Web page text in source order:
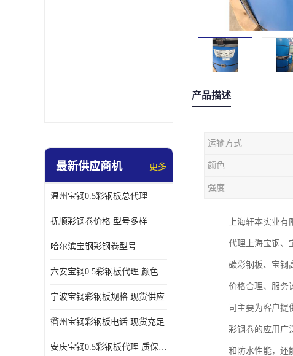
最新供应商机 更多
温州宝钢0.5彩钢板总代理
抚顺彩钢卷价格 型号多样
哈尔滨宝钢彩钢卷型号
六安宝钢0.5彩钢板代理 颜色定制
宁波宝钢彩钢板规格 现货供应
衢州宝钢彩钢板电话 现货充足
安庆宝钢0.5彩钢板代理 质保十年起
产品描述
运输方式
颜色
强度
上海轩本实业
代理上海宝钢、
碳彩钢板、宝钢
价格合理、服务
司主要为客户提
彩钢卷的应用广
和防水性能，还